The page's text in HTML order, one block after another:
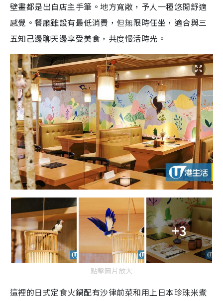
壁畫都是出自店主手筆。地方寬敞，予人一種悠閒舒適
感覺。餐廳雖設有最低消費，但無限時任坐，適合與三
五知己邊聊天邊享受美食，共度慢活時光。
+3
點擊圖片放大
這裡的日式定食火鍋配有沙律前菜和用上日本珍珠米煮